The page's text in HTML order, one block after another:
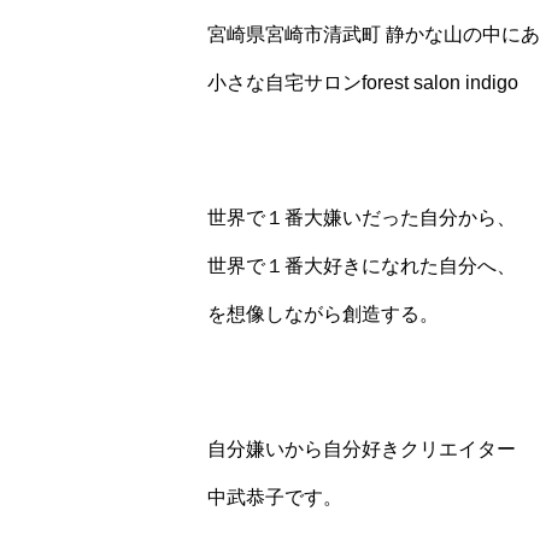
宮崎県宮崎市清武町 静かな山の中に
小さな自宅サロンforest salon indigo
世界で１番大嫌いだった自分から、
世界で１番大好きになれた自分へ、
を想像しながら創造する。
自分嫌いから自分好きクリエイター
中武恭子です。